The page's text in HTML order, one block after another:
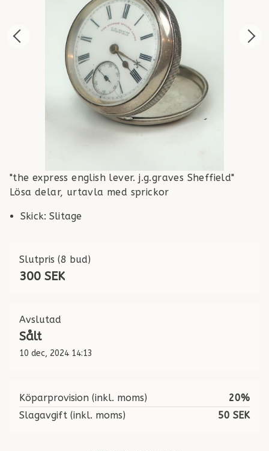
"the express english lever. j.g.graves Sheffield"
Lösa delar, urtavla med sprickor
Skick: Slitage
Slutpris (8 bud)
300 SEK
Avslutad
Sålt
10 dec, 2024 14:13
Köparprovision (inkl. moms)
20%
Slagavgift (inkl. moms)
50 SEK